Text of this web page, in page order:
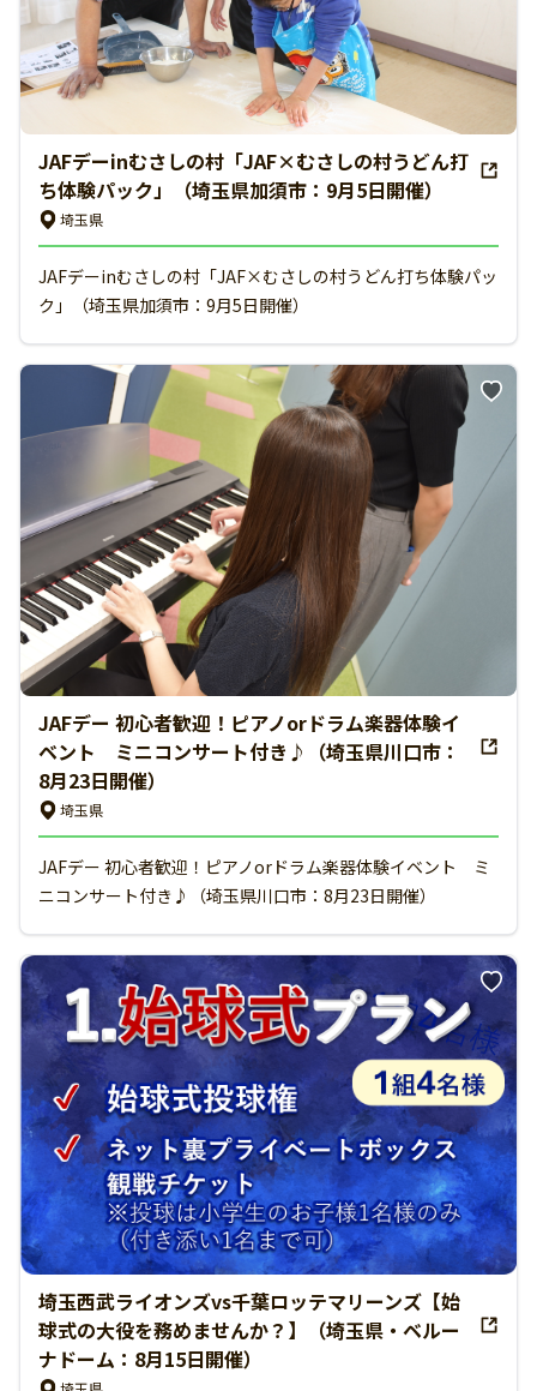
JAFデーinむさしの村「JAF×むさしの村うどん打
ち体験パック」（埼玉県加須市：9月5日開催）
埼玉県
JAFデーinむさしの村「JAF×むさしの村うどん打ち体験パッ
ク」（埼玉県加須市：9月5日開催）
JAFデー 初心者歓迎！ピアノorドラム楽器体験イ
ベント ミニコンサート付き♪（埼玉県川口市：
8月23日開催）
埼玉県
JAFデー 初心者歓迎！ピアノorドラム楽器体験イベント ミ
ニコンサート付き♪（埼玉県川口市：8月23日開催）
埼玉西武ライオンズvs千葉ロッテマリーンズ【始
球式の大役を務めませんか？】（埼玉県・ベルー
ナドーム：8月15日開催）